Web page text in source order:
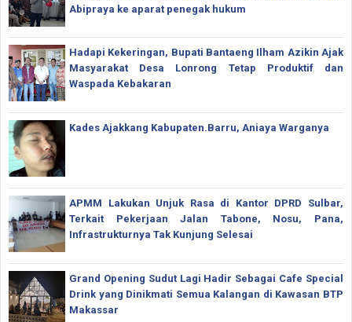
Abipraya ke aparat penegak hukum
Hadapi Kekeringan, Bupati Bantaeng Ilham Azikin Ajak
Masyarakat Desa Lonrong Tetap Produktif dan
Waspada Kebakaran
Kades Ajakkang Kabupaten.Barru, Aniaya Warganya
APMM Lakukan Unjuk Rasa di Kantor DPRD Sulbar,
Terkait Pekerjaan Jalan Tabone, Nosu, Pana,
Infrastrukturnya Tak Kunjung Selesai
Grand Opening Sudut Lagi Hadir Sebagai Cafe Special
Drink yang Dinikmati Semua Kalangan di Kawasan BTP
Makassar